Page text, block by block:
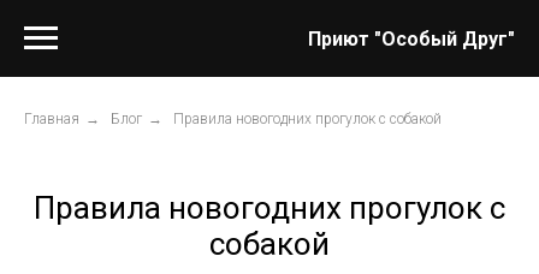
Приют "Особый Друг"
Главная → Блог → Правила новогодних прогулок с собакой
Правила новогодних прогулок с
собакой